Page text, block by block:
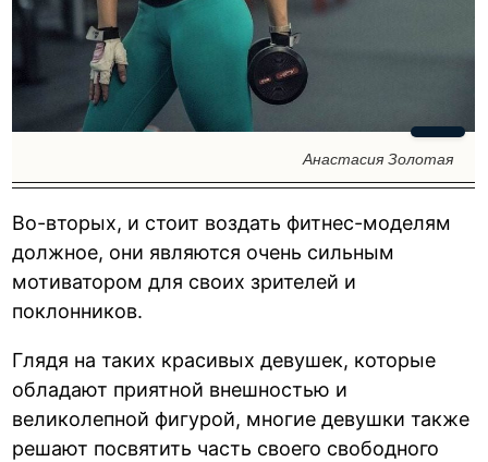
Анастасия Золотая
Во-вторых, и стоит воздать фитнес-моделям
должное, они являются очень сильным
мотиватором для своих зрителей и
поклонников.
Глядя на таких красивых девушек, которые
обладают приятной внешностью и
великолепной фигурой, многие девушки также
решают посвятить часть своего свободного